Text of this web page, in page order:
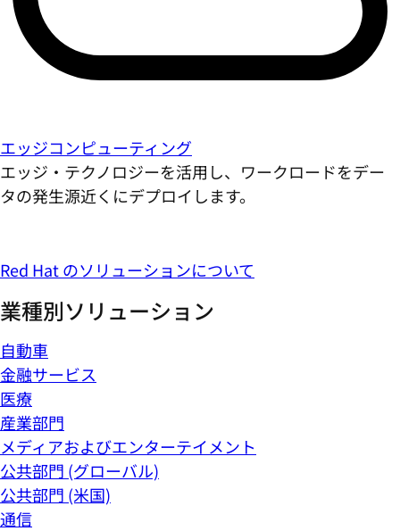
エッジコンピューティング
エッジ・テクノロジーを活用し、ワークロードをデー
タの発生源近くにデプロイします。
Red Hat のソリューションについて
業種別ソリューション
自動車
金融サービス
医療
産業部門
メディアおよびエンターテイメント
公共部門 (グローバル)
公共部門 (米国)
通信